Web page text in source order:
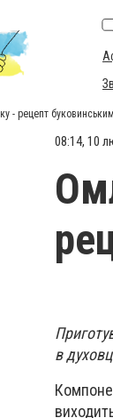
- рецепт
08:14, 10
в